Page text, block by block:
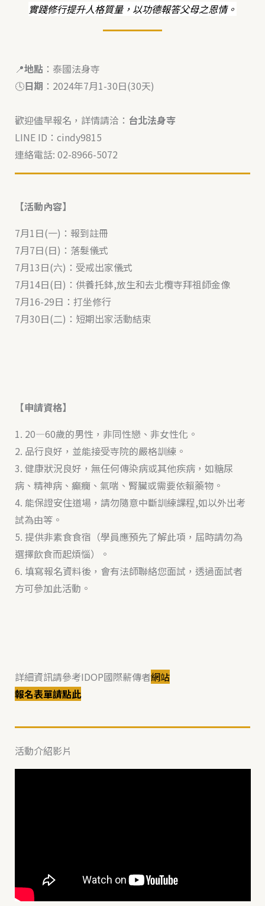
實踐修行提升人格質量，以功德報答父母之恩情。
📍地點 ：泰國法身寺
🕓日期 ：2024年7月1-30日(30天)
歡迎儘早報名，詳情請洽： 台北法身寺
LINE ID：cindy9815
連絡電話: 02-8966-5072
【活動內容】
7月1日(一)：報到註冊
7月7日(日)：落髮儀式
7月13日(六)：受戒出家儀式
7月14日(日)：供養托鉢,放生和去北欖寺拜祖師金像
7月16-29日：打坐修行
7月30日(二)：短期出家活動結束
【申請資格】
1. 20—60歲的男性，非同性戀、非女性化。
2. 品行良好，並能接受寺院的嚴格訓練。
3. 健康狀況良好，無任何傳染病或其他疾病，如糖尿
病、精神病、癲癇、氣喘、腎臟或需要依賴藥物。
4. 能保證安住道場，請勿隨意中斷訓練課程,如以外出考
試為由等。
5. 提供非素食食宿（學員應預先了解此項，屆時請勿為
選擇飲食而起煩惱）。
6. 填寫報名資料後，會有法師聯絡您面試，透過面試者
方可參加此活動。
詳細資訊請參考IDOP國際薪傳者網站
報名表單請點此
活動介紹影片